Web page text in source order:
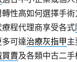
性高如何選擇手
程代理商享受各式
可達治療灰指甲
賣及各類中古二